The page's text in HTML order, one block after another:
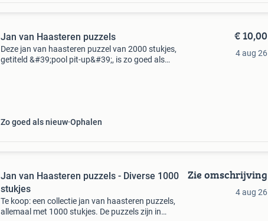
Jan van Haasteren puzzels
Deze jan van haasteren puzzel van 2000 stukjes,
getiteld &#39;pool pit-up&#39;, is zo goed als
Zo goed als nieuw Ophalen
€ 10,00
4 aug 26
Jan van Haasteren puzzels - Diverse 1000
stukjes
Te koop: een collectie jan van haasteren puzzels,
allemaal met 1000 stukjes. De puzzels zijn in
Zie omschrijving
4 aug 26